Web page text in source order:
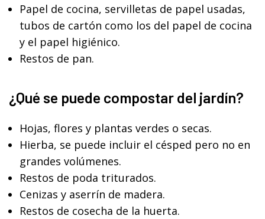
Papel de cocina, servilletas de papel usadas,
tubos de cartón como los del papel de cocina
y el papel higiénico.
Restos de pan.
¿Qué se puede compostar del jardín?
Hojas, flores y plantas verdes o secas.
Hierba, se puede incluir el césped pero no en
grandes volúmenes.
Restos de poda triturados.
Cenizas y aserrín de madera.
Restos de cosecha de la huerta.